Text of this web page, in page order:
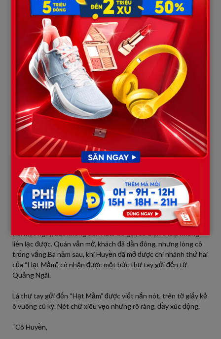
Bác run rẩy, không nói thành lời, nước mắt cứ trào ra.
– Con không cần giấy tờ gì sao?
– Chỉ cần chú hứa… sau này sống thật tốt là được.
Một tuần sau, bác Tư quay lại quán, gầy rộc nhưng ánh mắt
sáng. Vợ bác đã qua ca phẫu thuật đầu tiên. Dù chưa chắc chắn
điều gì, nhưng đã có hi vọng. Bác đưa Huyền một tờ giấy viết
tay: “Giấy vay nợ – tôi, Nguyễn Văn Tư, cam kết sẽ hoàn trả 50
triệu đồng cho cô Nguyễn Huyền trong vòng 3 năm kể từ hôm
nay. Nếu không có khả năng, tôi xin làm thuê cho quán Hạt Mầm
trọn đời để trả nghĩa.”
Cô cười, không nhận giấy.
– Chú giữ lấy. Khi nào chú thấy đã trả đủ… thì nói con biết.
Kể từ hôm đó, mỗi chiều thứ Bảy, bác Tư đều tới quán – không
phải để trả nợ, mà để giúp cô trông xe, sắp xếp bàn ghế, lau dọn.
Cứ lặng lẽ như vậy, trong gần một năm.
Rồi một ngày, bác không đến nữa. Cô gọi, số điện thoại không
liên lạc được. Quán vẫn mở, khách đã dần đông, nhưng lòng cô
trống vắng.Ba năm sau, khi Huyền đã mở được chi nhánh thứ hai
của “Hạt Mầm”, cô nhận được một bức thư tay gửi đến từ
Quảng Ngãi.
Lá thư tay gửi đến “Hạt Mầm” được viết nắn nót, trên tờ giấy kẻ
ô vuông cũ kỹ. Nét chữ xiêu vẹo nhưng rõ ràng, đầy xúc động.
“Cô Huyền,